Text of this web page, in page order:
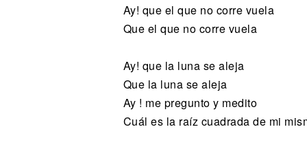
Ay! que el que no corre vuela
Que el que no corre vuela
Ay! que la luna se aleja
Que la luna se aleja
Ay ! me pregunto y medito
Cuál es la raíz cuadrada de mi